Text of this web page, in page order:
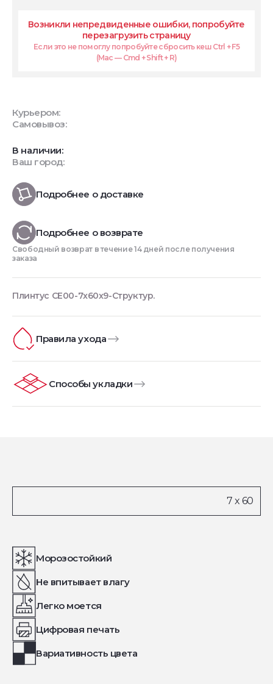
Возникли непредвиденные ошибки, попробуйте
перезагрузить страницу
Если это не помоглу попробуйте сбросить кеш Ctrl + F5
(Mac — Cmd + Shift + R)
Курьером:
Самовывоз:
В наличии:
Ваш город:
Подробнее о доставке
Подробнее о возврате
Свободный возврат в течение 14 дней после получения
заказа
Плинтус CE00-7x60x9-Структур.
Правила ухода
Способы укладки
Морозостойкий
Не впитывает влагу
Легко моется
Цифровая печать
Вариативность цвета